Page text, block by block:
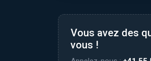
Vous avez des
vous !